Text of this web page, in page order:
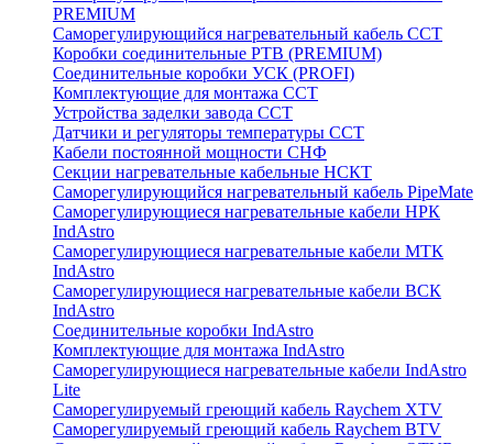
PREMIUM
Саморегулирующийся нагревательный кабель ССТ
Коробки соединительные РТВ (PREMIUM)
Соединительные коробки УСК (PROFI)
Комплектующие для монтажа ССТ
Устройства заделки завода ССТ
Датчики и регуляторы температуры ССТ
Кабели постоянной мощности СНФ
Секции нагревательные кабельные НСКТ
Саморегулирующийся нагревательный кабель PipeMate
Саморегулирующиеся нагревательные кабели НРК
IndAstro
Саморегулирующиеся нагревательные кабели МТК
IndAstro
Саморегулирующиеся нагревательные кабели ВСК
IndAstro
Соединительные коробки IndAstro
Комплектующие для монтажа IndAstro
Саморегулирующиеся нагревательные кабели IndAstro
Lite
Саморегулируемый греющий кабель Raychem XTV
Саморегулируемый греющий кабель Raychem BTV